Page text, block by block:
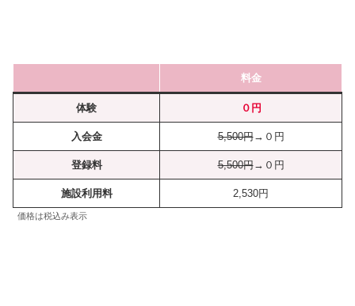
料金
体験 ０円
入会金 5,500円→０円
登録料 5,500円→０円
施設利用料 2,530円
価格は税込み表示